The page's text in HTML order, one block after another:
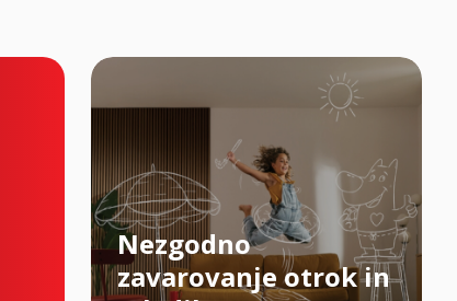
Nezgodno
zavarovanje otrok in